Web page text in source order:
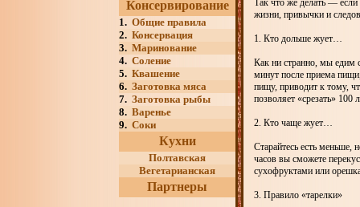
Консервирование
1. Общие правила
2. Консервация
3. Маринование
4. Соление
5. Квашение
6. Заготовка мяса
7. Заготовка рыбы
8. Варенье
9. Соки
Кухни
Полтавская
Вегетарианская
Партнеры
Так что же делать — если
жизни, привычки и
1. Кто дольше жует…
Как ни странно, мы едим
минут после приема
пищу, приводит к тому,
позволяет «срезать»
2. Кто чаще жует…
Старайтесь есть меньше,
часов вы сможете
сухофруктами или
3. Правило «тарелки»